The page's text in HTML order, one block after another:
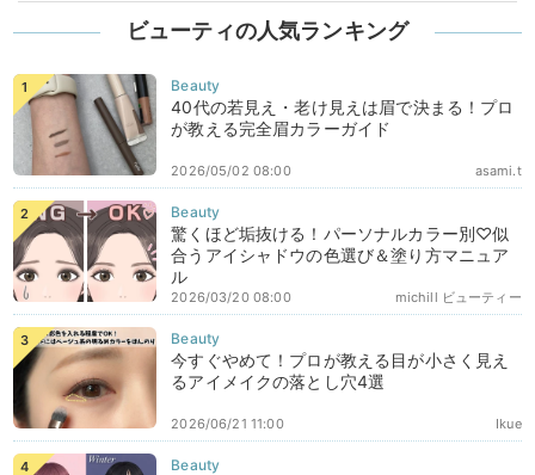
ビューティの人気ランキング
40代の若見え・老け見えは眉で決まる！プロ
が教える完全眉カラーガイド
asami.t
2026/05/02 08:00
驚くほど垢抜ける！パーソナルカラー別♡似
合うアイシャドウの色選び＆塗り方マニュア
ル
michill ビューティー
2026/03/20 08:00
今すぐやめて！プロが教える目が小さく見え
るアイメイクの落とし穴4選
Ikue
2026/06/21 11:00